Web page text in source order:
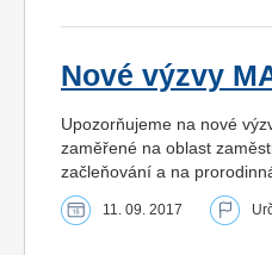
Nové výzvy
Upozorňujeme na nové
zaměřené na oblast
začleňování a na
11. 09. 2017